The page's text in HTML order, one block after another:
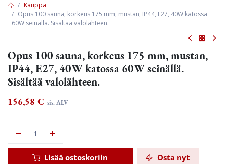
Kauppa
Opus 100 sauna, korkeus 175 mm, mustan, IP44, E27, 40W katossa
60W seinällä. Sisältää valolähteen.
Opus 100 sauna, korkeus 175 mm, mustan,
IP44, E27, 40W katossa 60W seinällä.
Sisältää valolähteen.
156,58 € sis. ALV
Lisää ostoskoriin Osta nyt